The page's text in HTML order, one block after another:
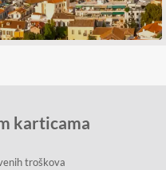
karticama
troškova